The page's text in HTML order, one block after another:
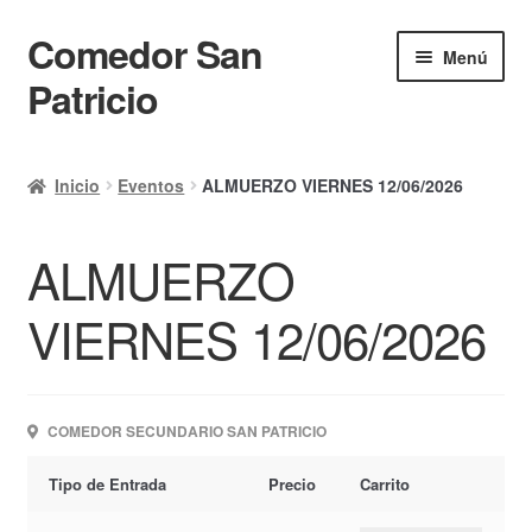
Ir
a
la
Ir
al
contenido
Comedor San
Patricio
Menú
Calendario
Mi cuenta
Ayuda Rapida
Finalizar compra
Inicio Eventos ALMUERZO VIERNES 12/06/2026
ALMUERZO
VIERNES 12/06/2026
COMEDOR SECUNDARIO SAN PATRICIO
Tipo de Entrada Precio Carrito